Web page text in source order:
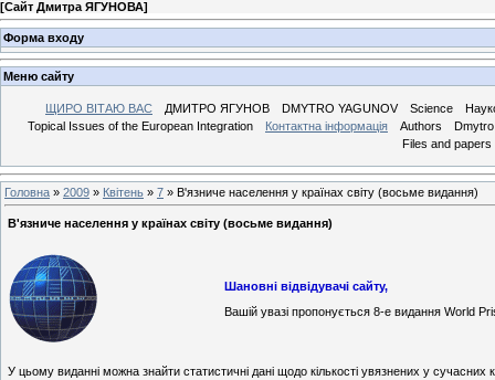
[Сайт Дмитра ЯГУНОВА]
Форма входу
Меню сайту
ЩИРО ВІТАЮ ВАС ДМИТРО ЯГУНОВ DMYTRO YAGUNOV Science
Topical Issues of the European Integration
Контактна інформація Authors
Files and papers
Головна » 2009 » Квітень » 7 » В'язниче населення у країнах світу (восьме видання)
В'язниче населення у країнах світу (восьме видання)
Шановні відвідувачі сайту,
Вашій увазі пропонується 8-е видання World
У цьому виданні можна знайти статистичні дані щодо кількості увязнених у